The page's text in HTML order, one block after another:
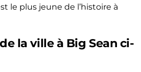
le plus jeune de l’histoire à
la ville à Big Sean ci-